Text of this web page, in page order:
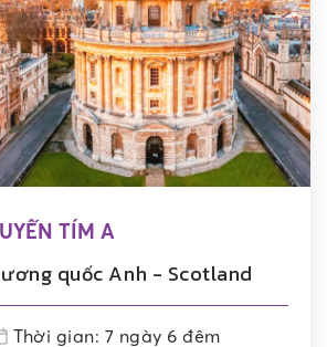
TÍM A
quốc Anh - Scotland
Thời gian: 7 ngày 6 đêm